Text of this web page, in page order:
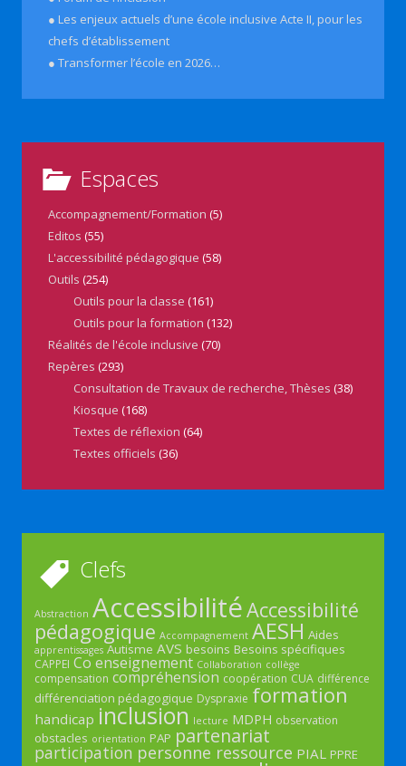
● Les enjeux actuels d’une école inclusive Acte II, pour les
chefs d’établissement
● Transformer l’école en 2026…
Espaces
Accompagnement/Formation (5)
Editos (55)
L'accessibilité pédagogique (58)
Outils (254)
Outils pour la classe (161)
Outils pour la formation (132)
Réalités de l'école inclusive (70)
Repères (293)
Consultation de Travaux de recherche, Thèses (38)
Kiosque (168)
Textes de réflexion (64)
Textes officiels (36)
Clefs
Abstraction AccessibilitéAccessibilité
pédagogique Accompagnement AESH Aides
apprentissages Autisme AVS besoins Besoins spécifiques
CAPPEI Co enseignement Collaboration collège
compensation compréhension coopération CUA différence
différenciation pédagogique Dyspraxie formation
handicap inclusion lecture MDPH observation
obstacles orientation PAP partenariat
participation personne ressource PIAL PPRE